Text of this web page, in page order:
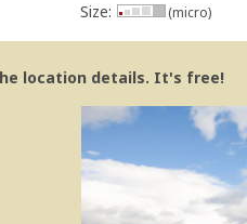
Size: (micro)
location details. It's free!